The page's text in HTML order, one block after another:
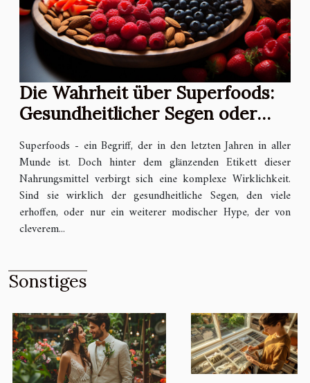
Die Wahrheit über Superfoods:
Gesundheitlicher Segen oder
Superfoods - ein Begriff, der in den letzten Jahren in aller
Munde ist. Doch hinter dem glänzenden Etikett dieser
Nahrungsmittel verbirgt sich eine komplexe Wirklichkeit.
Sind sie wirklich der gesundheitliche Segen, den viele
erhoffen, oder nur ein weiterer modischer Hype, der von
cleverem...
Sonstiges